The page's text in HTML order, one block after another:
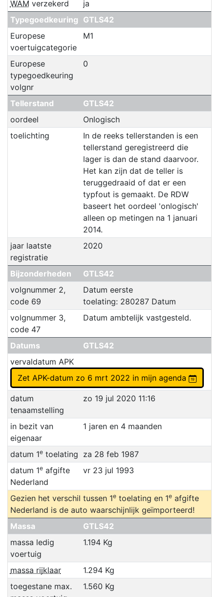
WAM verzekerd
ja
Typegoedkeuring GTLS42
Europese
voertuigcategorie
M1
Europese
typegoedkeuring
volgnr
0
Tellerstand
GTLS42
oordeel
Onlogisch
toelichting
In de reeks tellerstanden is een
tellerstand geregistreerd die
lager is dan de stand daarvoor.
Het kan zijn dat de teller is
teruggedraaid of dat er een
typfout is gemaakt. De RDW
baseert het oordeel 'onlogisch'
alleen op metingen na 1 januari
2014.
jaar laatste
registratie
2020
Bijzonderheden
GTLS42
volgnummer 2,
code 69
Datum eerste
toelating: 280287 Datum
volgnummer 3,
code 47
Datum ambtelijk vastgesteld.
Datums
GTLS42
vervaldatum APK
Zet APK-datum zo 6 mrt 2022 in mijn agenda
datum
tenaamstelling
zo 19 jul 2020 11:16
in bezit van
eigenaar
1 jaren en 4 maanden
datum 1etoelating za 28 feb 1987
datum 1eafgifte
Nederland
vr 23 jul 1993
Gezien het verschil tussen 1etoelating en 1eafgifte
Nederland is de auto waarschijnlijk geïmporteerd!
Massa
GTLS42
massa ledig
voertuig
1.194 Kg
massa rijklaar
1.294 Kg
toegestane max.
1.560 Kg